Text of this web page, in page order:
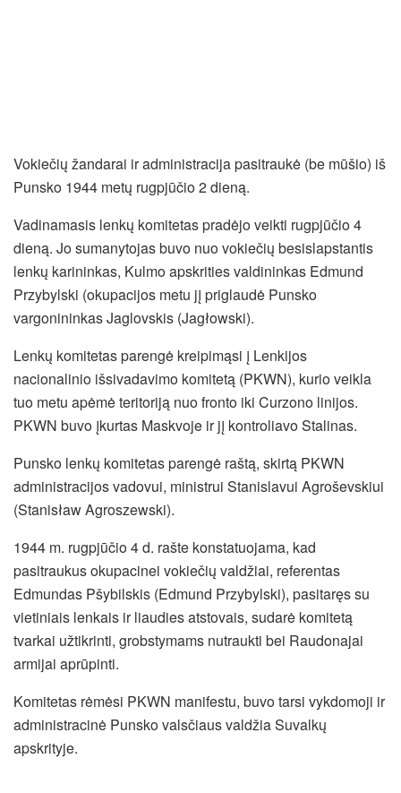
Vokiečių žandarai ir administracija pasitraukė (be mūšio) iš
Punsko 1944 metų rugpjūčio 2 dieną.
Vadinamasis lenkų komitetas pradėjo veikti rugpjūčio 4
dieną. Jo sumanytojas buvo nuo vokiečių besislapstantis
lenkų karininkas, Kulmo apskrities valdininkas Edmund
Przybylski (okupacijos metu jį priglaudė Punsko
vargonininkas Jaglovskis (Jagłowski).
Lenkų komitetas parengė kreipimąsi į Lenkijos
nacionalinio išsivadavimo komitetą (PKWN), kurio veikla
tuo metu apėmė teritoriją nuo fronto iki Curzono linijos.
PKWN buvo įkurtas Maskvoje ir jį kontroliavo Stalinas.
Punsko lenkų komitetas parengė raštą, skirtą PKWN
administracijos vadovui, ministrui Stanislavui Agroševskiui
(Stanisław Agroszewski).
1944 m. rugpjūčio 4 d. rašte konstatuojama, kad
pasitraukus okupacinei vokiečių valdžiai, referentas
Edmundas Pšybilskis (Edmund Przybylski), pasitaręs su
vietiniais lenkais ir liaudies atstovais, sudarė komitetą
tvarkai užtikrinti, grobstymams nutraukti bei Raudonajai
armijai aprūpinti.
Komitetas rėmėsi PKWN manifestu, buvo tarsi vykdomoji ir
administracinė Punsko valsčiaus valdžia Suvalkų
apskrityje.